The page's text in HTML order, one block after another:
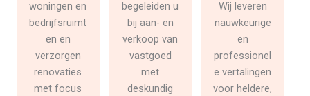
woningen en
bedrijfsruimt
en en
verzorgen
renovaties
met focus
begeleiden u
bij aan- en
verkoop van
vastgoed
met
deskundig
Wij leveren
nauwkeurige
en
professionel
e vertalingen
voor heldere,